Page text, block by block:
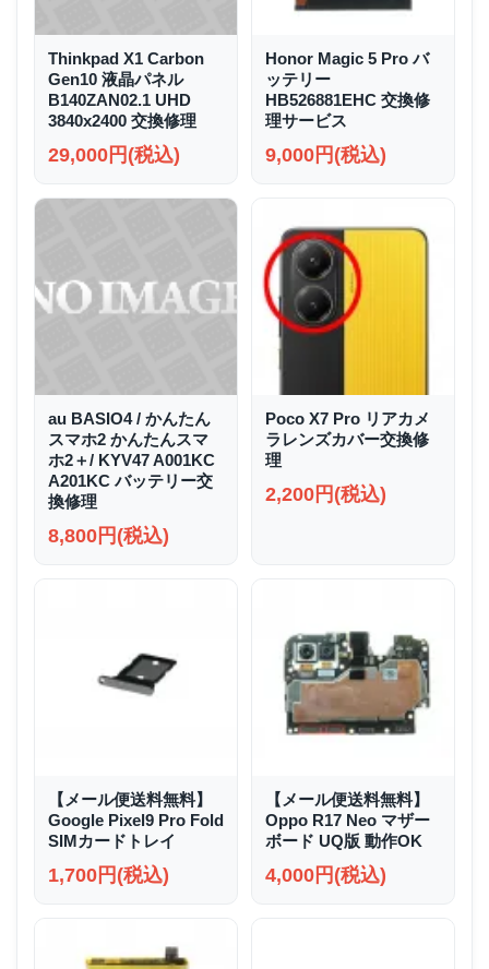
Thinkpad X1 Carbon
Gen10 液晶パネル
B140ZAN02.1 UHD
3840x2400 交換修理
29,000円(税込)
Honor Magic 5 Pro バ
ッテリー
HB526881EHC 交換修
理サービス
9,000円(税込)
au BASIO4 / かんたん
スマホ2 かんたんスマ
ホ2＋/ KYV47 A001KC
A201KC バッテリー交
換修理
8,800円(税込)
Poco X7 Pro リアカメ
ラレンズカバー交換修
理
2,200円(税込)
【メール便送料無料】
Google Pixel9 Pro Fold
SIMカードトレイ
1,700円(税込)
【メール便送料無料】
Oppo R17 Neo マザー
ボード UQ版 動作OK
4,000円(税込)